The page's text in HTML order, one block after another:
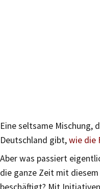
Eine seltsame Mischung,
Deutschland gibt,wie die
Aber was passiert
die ganze Zeit mit